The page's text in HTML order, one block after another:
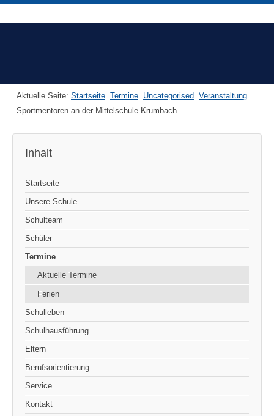
Aktuelle Seite: Startseite Termine Uncategorised Veranstaltung
Sportmentoren an der Mittelschule Krumbach
Inhalt
Startseite
Unsere Schule
Schulteam
Schüler
Termine
Aktuelle Termine
Ferien
Schulleben
Schulhausführung
Eltern
Berufsorientierung
Service
Kontakt